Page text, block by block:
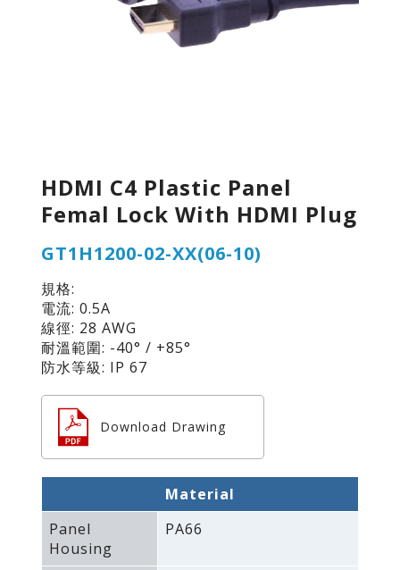
HDMI C4 Plastic Panel
Femal Lock With HDMI Plug
GT1H1200-02-XX(06-10)
規格:
電流: 0.5A
線徑: 28 AWG
耐溫範圍: -40° / +85°
防水等級: IP 67
Download Drawing
Material
Panel
Housing
PA66